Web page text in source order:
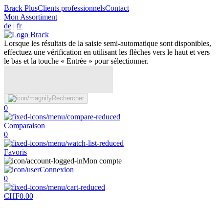
Brack PlusClients professionnelsContact
Mon Assortiment
de | fr
Lorsque les résultats de la saisie semi-automatique sont disponibles,
effectuez une vérification en utilisant les flèches vers le haut et vers
le bas et la touche « Entrée » pour sélectionner.
Rechercher
0
Comparaison
0
Favoris
Mon compte
Connexion
0
CHF0.00